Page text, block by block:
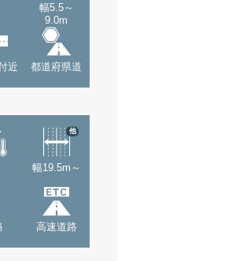
幅5.5～
9.0m
近 都道府県道
幅19.5m～
他
高速道路